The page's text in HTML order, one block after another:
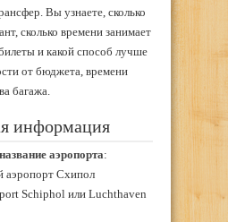
Вы узнаете, сколько
сколько времени занимает
и какой способ лучше
от бюджета, времени
багажа.
информация
аэропорта:
аэропорт Схипол
Schiphol или Luchthaven